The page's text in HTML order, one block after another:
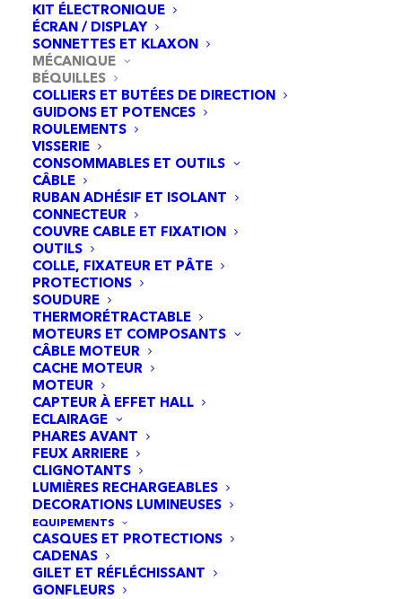
KIT ÉLECTRONIQUE
ÉCRAN / DISPLAY
SONNETTES ET KLAXON
MÉCANIQUE
BÉQUILLES
COLLIERS ET BUTÉES DE DIRECTION
GUIDONS ET POTENCES
ROULEMENTS
VISSERIE
CONSOMMABLES ET OUTILS
CÂBLE
RUBAN ADHÉSIF ET ISOLANT
CONNECTEUR
COUVRE CABLE ET FIXATION
OUTILS
COLLE, FIXATEUR ET PÂTE
PROTECTIONS
SOUDURE
THERMORÉTRACTABLE
MOTEURS ET COMPOSANTS
CÂBLE MOTEUR
CACHE MOTEUR
MOTEUR
CAPTEUR À EFFET HALL
ECLAIRAGE
PHARES AVANT
FEUX ARRIERE
CLIGNOTANTS
LUMIÈRES RECHARGEABLES
DECORATIONS LUMINEUSES
EQUIPEMENTS
CASQUES ET PROTECTIONS
CADENAS
GILET ET RÉFLÉCHISSANT
GONFLEURS
AJOUTER AU PANIER
Béquille Kukirin G2 Master/Smartgyro Ryder
[Original]
32,95